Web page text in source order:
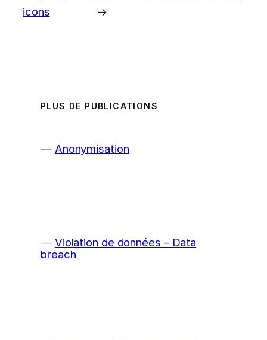
icons
→
PLUS DE PUBLICATIONS
Anonymisation
Violation de données – Data
breach